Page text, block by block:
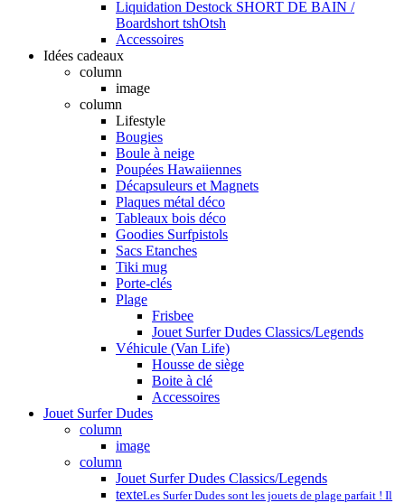
Liquidation Destock SHORT DE BAIN /
Boardshort tshOtsh
Accessoires
Idées cadeaux
column
image
column
Lifestyle
Bougies
Boule à neige
Poupées Hawaiiennes
Décapsuleurs et Magnets
Plaques métal déco
Tableaux bois déco
Goodies Surfpistols
Sacs Etanches
Tiki mug
Porte-clés
Plage
Frisbee
Jouet Surfer Dudes Classics/Legends
Véhicule (Van Life)
Housse de siège
Boite à clé
Accessoires
Jouet Surfer Dudes
column
image
column
Jouet Surfer Dudes Classics/Legends
texteLes Surfer Dudes sont les jouets de plage parfait ! Il